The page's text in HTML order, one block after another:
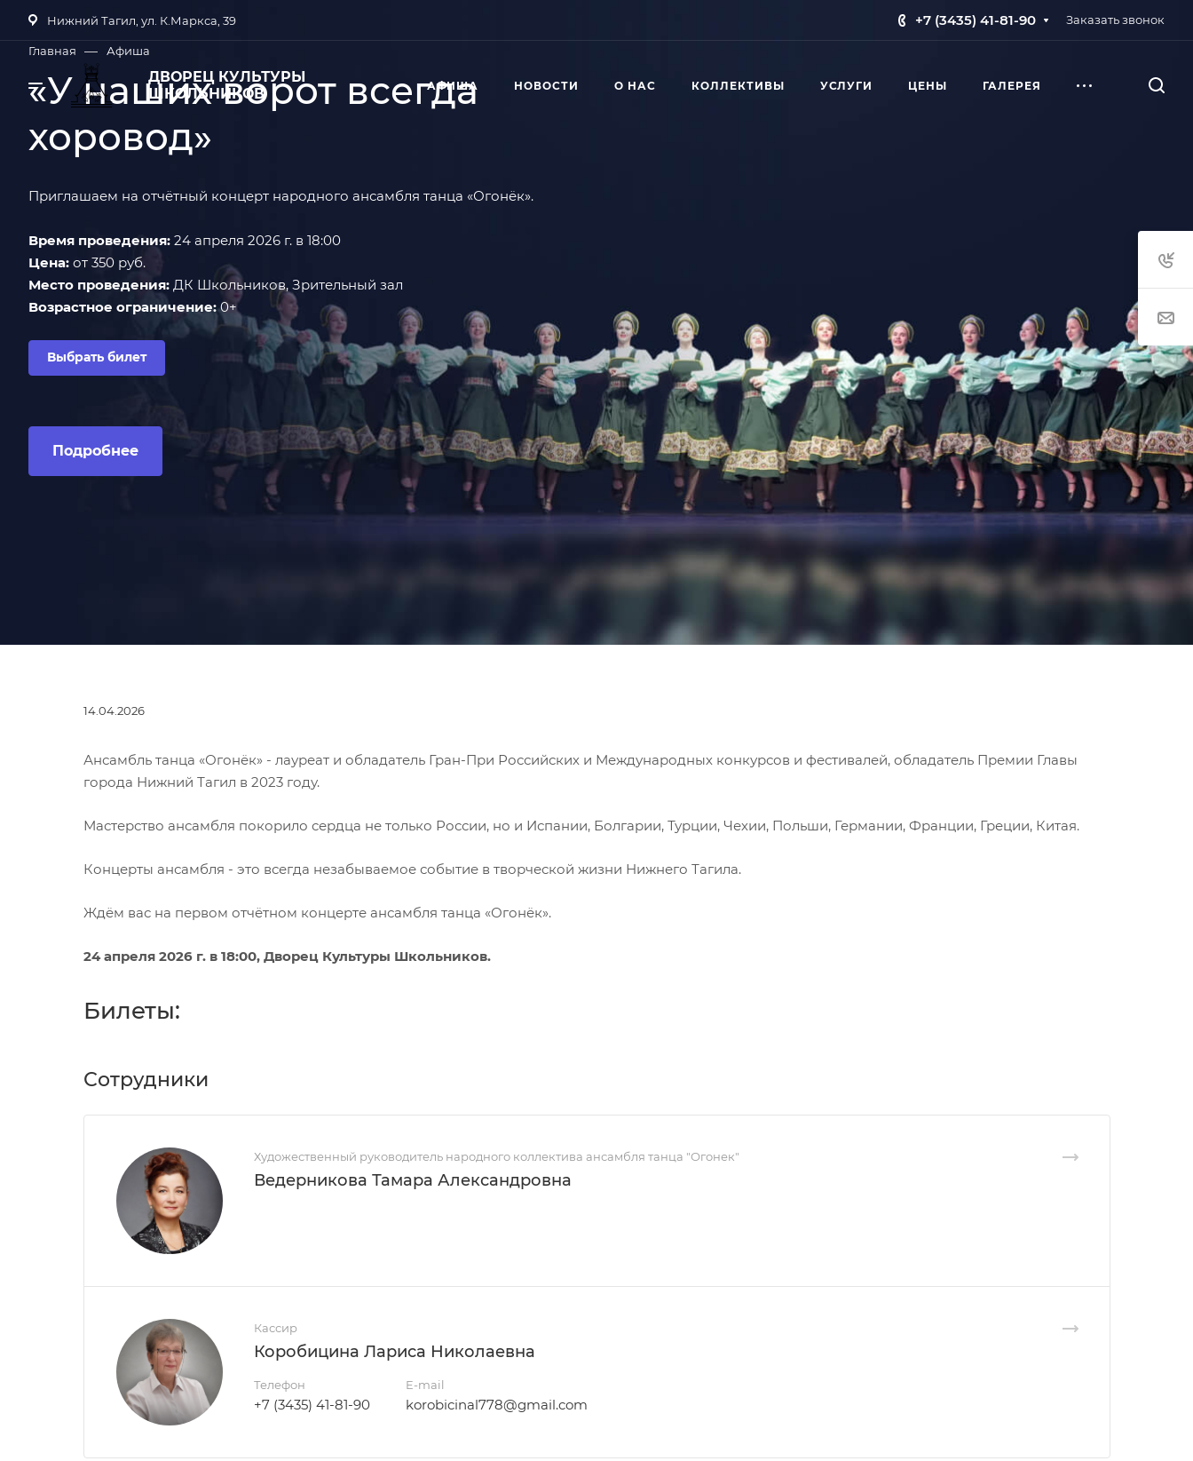
Нижний Тагил, ул. К.Маркса, 39 +7 (3435) 41-81-90 Заказать звонок
ДВОРЕЦ КУЛЬТУРЫ
ШКОЛЬНИКОВ
АФИША НОВОСТИ О НАС КОЛЛЕКТИВЫ УСЛУГИ ЦЕНЫ ГАЛЕРЕЯ
Главная — Афиша
«У наших ворот всегда
хоровод»
Приглашаем на отчётный концерт народного ансамбля танца «Огонёк».
Время проведения: 24 апреля 2026 г. в 18:00
Цена: от 350 руб.
Место проведения: ДК Школьников, Зрительный зал
Возрастное ограничение:0+
Выбрать билет
Подробнее
14.04.2026
Ансамбль танца «Огонёк» - лауреат и обладатель Гран-При Российских и Международных конкурсов и фестивалей, обладатель Премии Главы
города Нижний Тагил в 2023 году.
Мастерство ансамбля покорило сердца не только России, но и Испании, Болгарии, Турции, Чехии, Польши, Германии, Франции, Греции, Китая.
Концерты ансамбля - это всегда незабываемое событие в творческой жизни Нижнего Тагила.
Ждём вас на первом отчётном концерте ансамбля танца «Огонёк».
24 апреля 2026 г. в 18:00, Дворец Культуры Школьников.
Билеты:
Сотрудники
Художественный руководитель народного коллектива ансамбля танца "Огонек"
Ведерникова Тамара Александровна
Кассир
Коробицина Лариса Николаевна
Телефон
+7 (3435) 41-81-90
E-mail
korobicinal778@gmail.com